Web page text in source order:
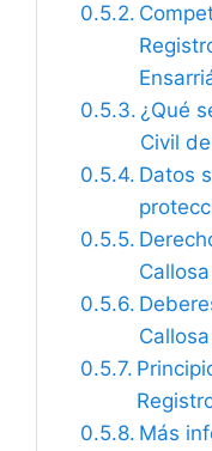
¿Qué
Civil
Datos
Más